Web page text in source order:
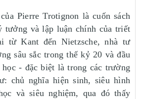
của Pierre Trotignon là cuốn sách
tưởng và lập luận chính của triết
từ Kant đến Nietzsche, nhà tư
sâu sắc trong thế kỷ 20 và đầu
- đặc biệt là trong các trường
chủ nghĩa hiện sinh, siêu hình
và siêu nghiệm, qua đó thấy